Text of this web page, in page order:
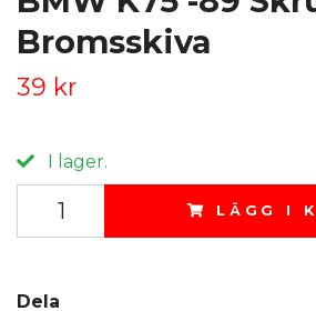
Bromsskiva
39 kr
I lager.
LÄGG I
Dela